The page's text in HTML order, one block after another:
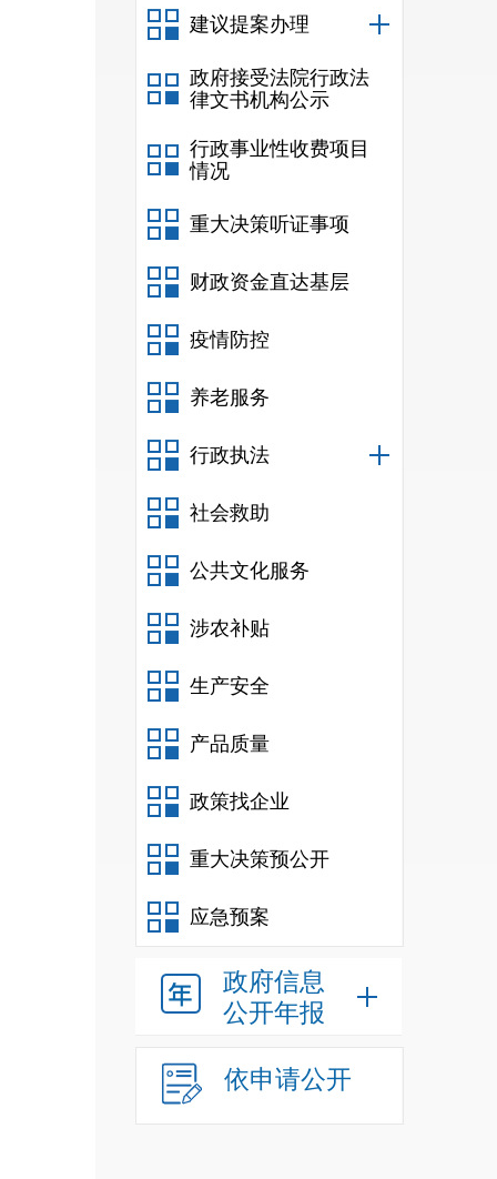
建议提案办理
政府接受法院行政法
律文书机构公示
行政事业性收费项目
情况
重大决策听证事项
财政资金直达基层
疫情防控
养老服务
行政执法
社会救助
公共文化服务
涉农补贴
生产安全
产品质量
政策找企业
重大决策预公开
应急预案
政府信息
公开年报
依申请公开